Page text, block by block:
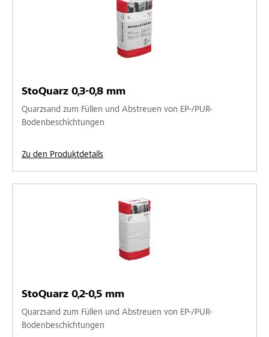
StoQuarz 0,3-0,8 mm
Quarzsand zum Füllen und Abstreuen von EP-/PUR-
Bodenbeschichtungen
Zu den Produktdetails
StoQuarz 0,2-0,5 mm
Quarzsand zum Füllen und Abstreuen von EP-/PUR-
Bodenbeschichtungen